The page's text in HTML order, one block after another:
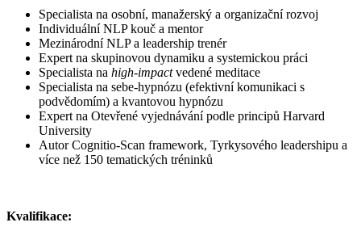
Specialista na osobní, manažerský a organizační rozvoj
Individuální NLP kouč a mentor
Mezinárodní NLP a leadership trenér
Expert na skupinovou dynamiku a systemickou práci
Specialista na high-impactvedené meditace
Specialista na sebe-hypnózu (efektivní komunikaci s
podvědomím) a kvantovou hypnózu
Expert na Otevřené vyjednávání podle principů Harvard
University
Autor Cognitio-Scan framework, Tyrkysového leadershipu a
více než 150 tematických tréninků
Kvalifikace: